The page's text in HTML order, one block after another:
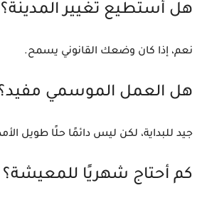
هل أستطيع تغيير المدينة؟
نعم، إذا كان وضعك القانوني يسمح.
هل العمل الموسمي
جيد للبداية، لكن ليس دائمًا حلًا طويل
كم أحتاج شهريًا للمعيشة؟